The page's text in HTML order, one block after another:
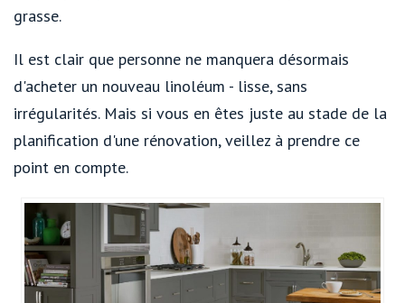
grasse.
Il est clair que personne ne manquera désormais
d'acheter un nouveau linoléum - lisse, sans
irrégularités. Mais si vous en êtes juste au stade de la
planification d'une rénovation, veillez à prendre ce
point en compte.